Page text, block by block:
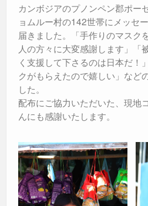
カンボジアのプノンペン郡ポー
ョムルー村の142世帯にメッセ
届きました。「手作りのマスク
人の方々に大変感謝します」「
く支援して下さるのは日本だ！
クがもらえたので嬉しい」など
した。
配布にご協力いただいた、現地
んにも感謝いたします。